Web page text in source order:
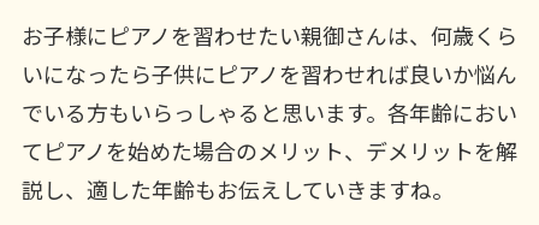
お子様にピアノを習わせたい親御さんは、何歳くら
いになったら子供にピアノを習わせれば良いか悩ん
でいる方もいらっしゃると思います。各年齢におい
てピアノを始めた場合のメリット、デメリットを解
説し、適した年齢もお伝えしていきますね。